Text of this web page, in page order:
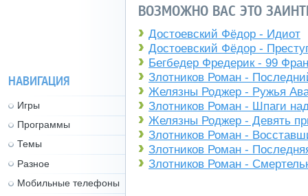
ВОЗМОЖНО ВАС ЭТО
Достоевский Фёдор - Идиот
Достоевский Фёдор -
Бегбедер Фредерик - 99
Злотников Роман -
Желязны Роджер - Ружья
Злотников Роман - Шпаги
Желязны Роджер - Девять
Злотников Роман -
Злотников Роман -
Злотников Роман -
НАВИГАЦИЯ
Игры
Программы
Темы
Разное
Мобильные телефоны